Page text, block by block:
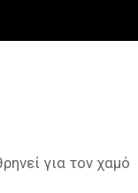
για τον χαμό